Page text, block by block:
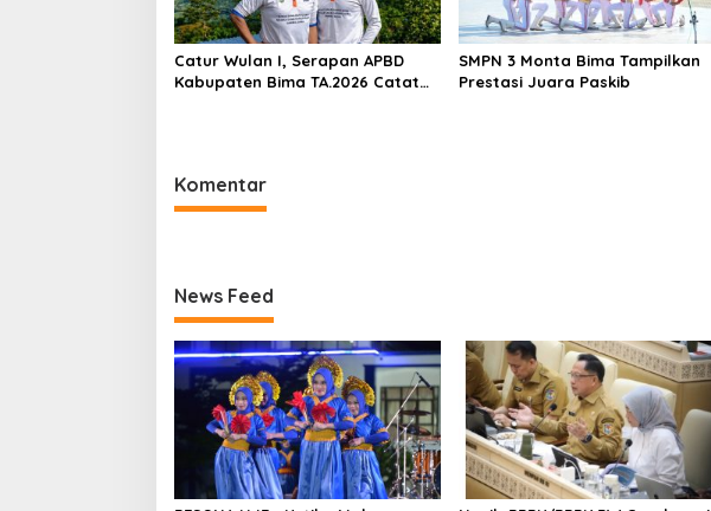
Catur Wulan I, Serapan APBD
Kabupaten Bima TA.2026 Catat
SMPN 3 Monta Bima Tampilkan
Prestasi Juara Paskib
Komentar
News Feed